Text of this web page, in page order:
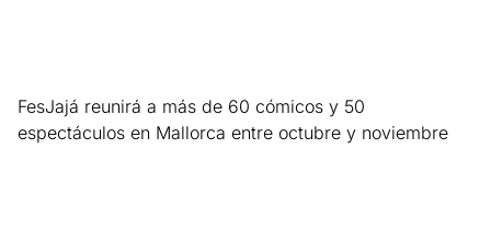
FesJajá reunirá a más de 60 cómicos y 50
espectáculos en Mallorca entre octubre y noviembre